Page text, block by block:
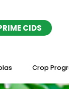
CIDS
Crop